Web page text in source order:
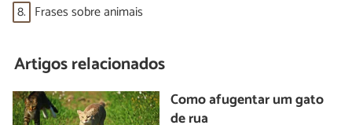
8. Frases sobre animais
Artigos relacionados
Como afugentar um gato
de rua